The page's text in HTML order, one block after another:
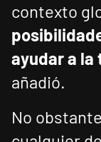
contexto
ayudar a la
añadió.
No